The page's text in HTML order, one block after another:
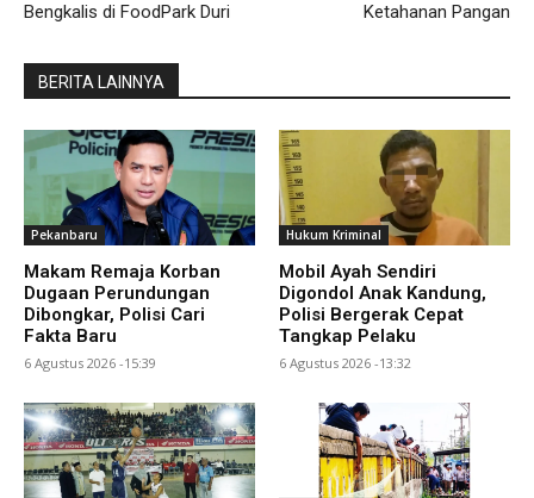
Bengkalis di FoodPark Duri
Ketahanan Pangan
BERITA LAINNYA
Pekanbaru
Makam Remaja Korban
Dugaan Perundungan
Dibongkar, Polisi Cari
Fakta Baru
6 Agustus 2026 -15:39
Hukum Kriminal
Mobil Ayah Sendiri
Digondol Anak Kandung,
Polisi Bergerak Cepat
Tangkap Pelaku
6 Agustus 2026 -13:32